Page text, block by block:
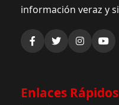
información veraz y
Enlaces Rápidos